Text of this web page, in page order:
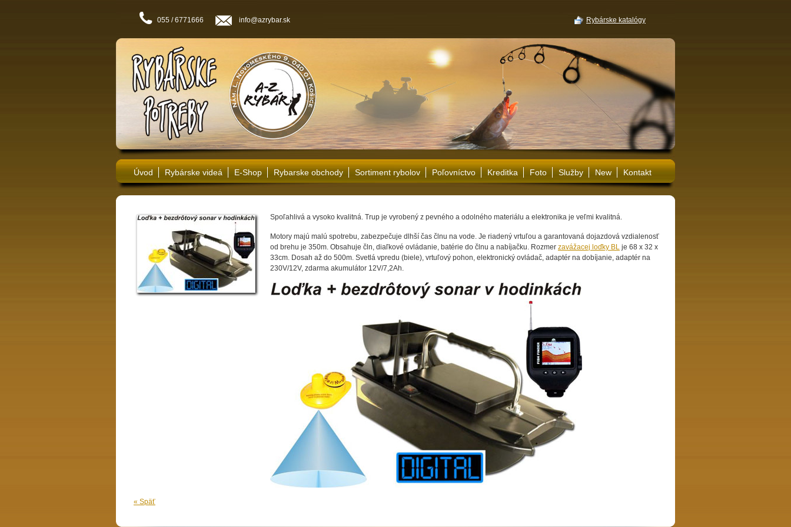
Spoľahlivá a vysoko kvalitná. Trup je vyrobený z pevného a odolného materiálu a elektronika je veľmi kvalitná.
Motory majú malú spotrebu, zabezpečuje dlhší čas člnu na vode. Je riadený vrtuľou a garantovaná dojazdová vzdialenosť
od brehu je 350m. Obsahuje čln, diaľkové ovládanie, batérie do člnu a nabíjačku. Rozmer zavážacej loďky BL je 68 x 32 x
33cm. Dosah až do 500m. Svetlá vpredu (biele), vrtuľový pohon, elektronický ovládač, adaptér na dobíjanie, adaptér na
230V/12V, zdarma akumulátor 12V/7,2Ah.
« Späť
Úvod Rybárske videá E-Shop Rybarske obchody Sortiment rybolov Poľovníctvo Kreditka Foto Služby New Kontakt
055 / 6771666 info@azrybar.sk Rybárske katalógy